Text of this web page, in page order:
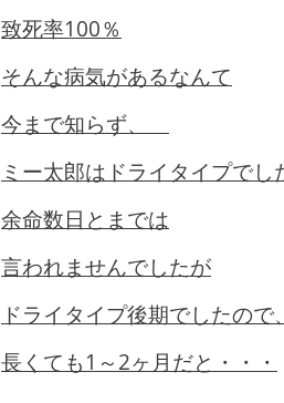
致死率100％
そんな病気があるなんて
今まで知らず、
ミー太郎はドライタイプでし
余命数日とまでは
言われませんでしたが
ドライタイプ後期でしたので、
長くても1～2ヶ月だと・・・